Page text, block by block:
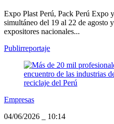
Expo Plast Perú, Pack Perú Expo
simultáneo del 19 al 22 de agosto
expositores nacionales...
Publirreportaje
Empresas
04/06/2026
10:14